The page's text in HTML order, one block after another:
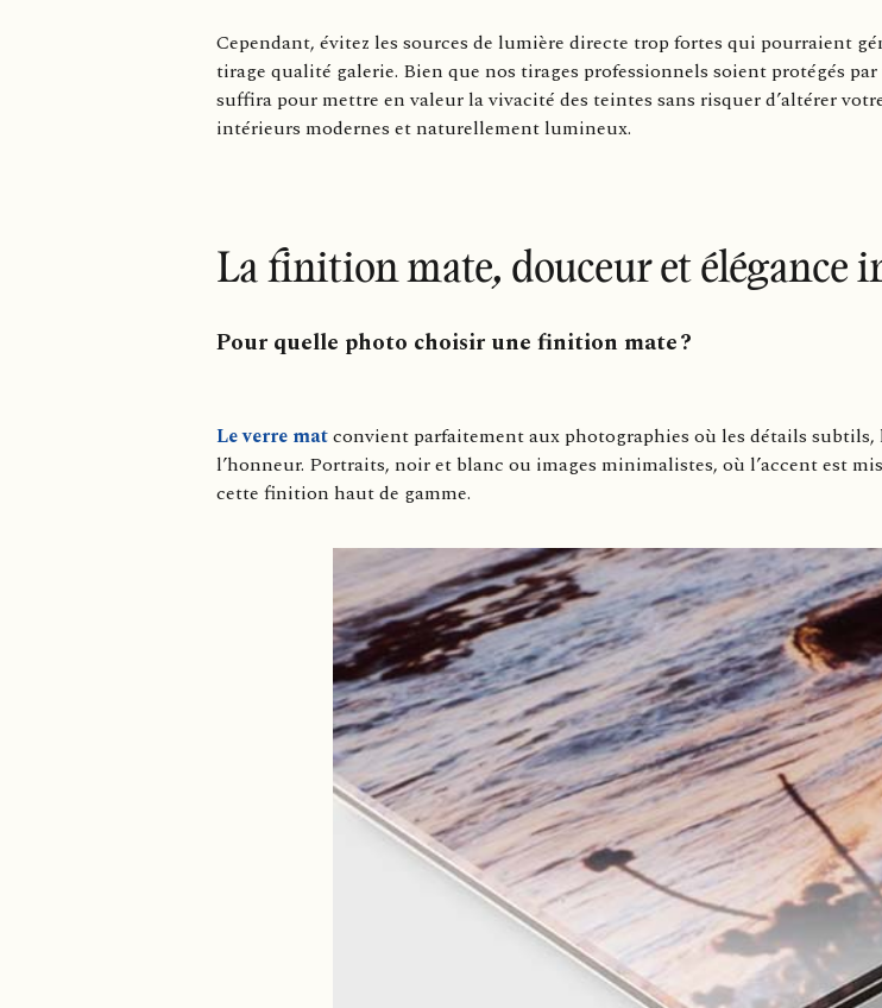
Cependant, évitez les sources de lumière directe trop fortes qui pourraient
tirage qualité galerie. Bien que nos tirages professionnels soient protégés
suffira pour mettre en valeur la vivacité des teintes sans risquer d’altérer
intérieurs modernes et naturellement lumineux.
La finition mate, douceur et élégance
Pour quelle photo choisir une finition mate ?
Le verre matconvient parfaitement aux photographies où les détails
l’honneur. Portraits, noir et blanc ou images minimalistes, où l’accent est
cette finition haut de gamme.